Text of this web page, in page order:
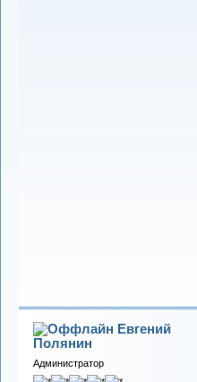
Евгений
Полянин
Администратор